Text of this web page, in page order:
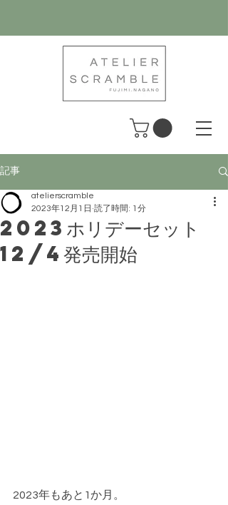
記事
2023ホリデーセット
12/4発売開始
atelierscramble
2023年12月1日 読了時間: 1分
2023年もあと1か月。